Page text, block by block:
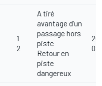
1
2
A tiré
avantage d'un
passage hors
piste
Retour en
piste
dangereux